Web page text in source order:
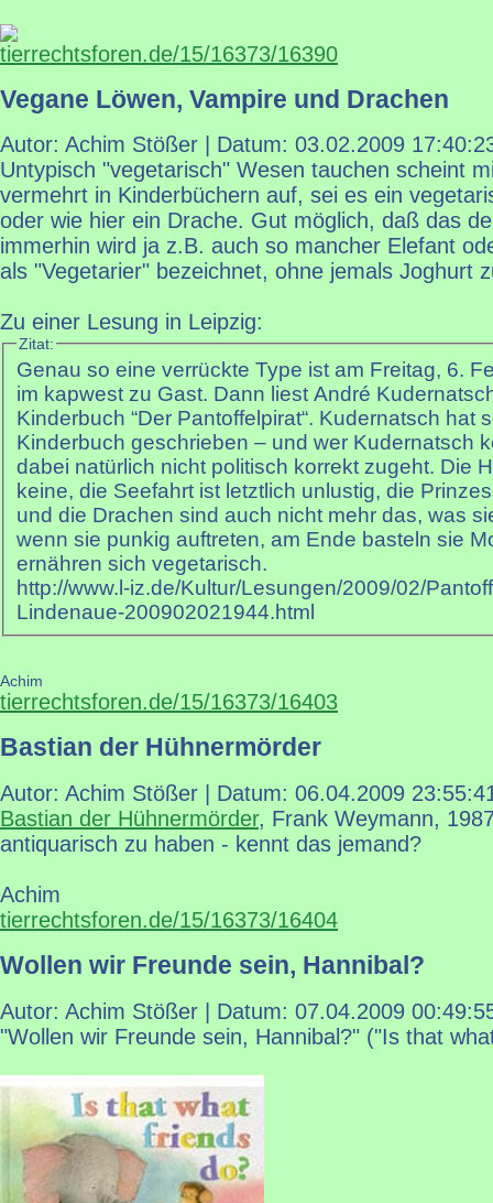
tierrechtsforen.de/15/16373/16390
Vegane Löwen, Vampire und Drachen
Autor: Achim Stößer | Datum: 03.02.2009
Untypisch "vegetarisch" Wesen tauchen scheint
vermehrt in Kinderbüchern auf, sei es ein
oder wie hier ein Drache. Gut möglich, daß das
immerhin wird ja z.B. auch so mancher Elefant
als "Vegetarier" bezeichnet, ohne jemals Joghurt
Zu einer Lesung in Leipzig:
Zitat:
Genau so eine verrückte Type ist am Freitag, 6.
im kapwest zu Gast. Dann liest André
Kinderbuch “Der Pantoffelpirat“. Kudernatsch hat sein erstes
Kinderbuch geschrieben – und wer Kudernatsch
dabei natürlich nicht politisch korrekt zugeht. Die
keine, die Seefahrt ist letztlich unlustig, die
und die Drachen sind auch nicht mehr das, was
wenn sie punkig auftreten, am Ende basteln sie
ernähren sich vegetarisch.
http://www.l-iz.de/Kultur/Lesungen/2009/02/
Lindenaue-200902021944.html
Achim
tierrechtsforen.de/15/16373/16403
Bastian der Hühnermörder
Autor: Achim Stößer | Datum: 06.04.2009
Bastian der Hühnermörder, Frank Weymann,
antiquarisch zu haben - kennt das jemand?
Achim
tierrechtsforen.de/15/16373/16404
Wollen wir Freunde sein, Hannibal?
Autor: Achim Stößer | Datum: 07.04.2009
"Wollen wir Freunde sein, Hannibal?" ("Is that